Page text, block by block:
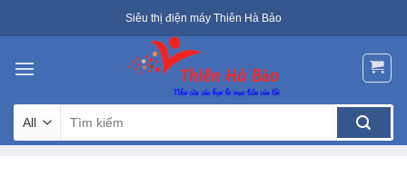
to
Siêu thị điện máy Thiên Hà Bảo
kiếm: